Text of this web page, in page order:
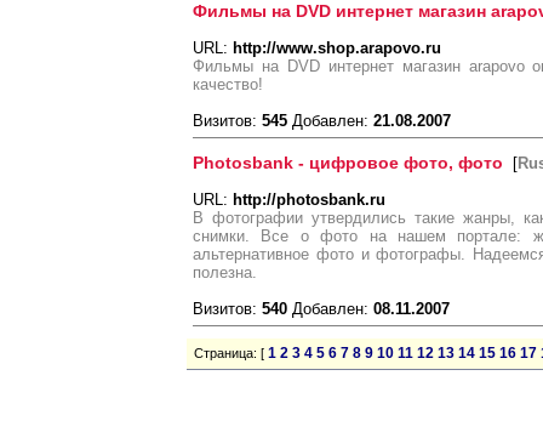
Фильмы на DVD интернет магазин
URL: http://www.shop.arapovo.ru
Фильмы на DVD интернет магазин arapovo
качество!
Визитов: 545 Добавлен: 21.08.2007
Photosbank - цифровое фото, фото [
URL: http://photosbank.ru
В фотографии утвердились такие жанры,
снимки. Все о фото на нашем портале:
альтернативное фото и фотографы.
полезна.
Визитов: 540 Добавлен: 08.11.2007
Страница: [ 1 2 3 4 5 6 7 8 9 10 11 12 13 14 15 16 17